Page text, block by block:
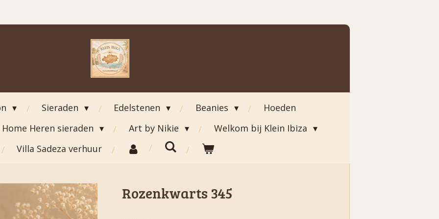
Sieraden Edelstenen Beanies
Hoeden
Home Heren sieraden Art by Nikie
Welkom bij Klein Ibiza
Villa Sadeza verhuur
Rozenkwarts 345